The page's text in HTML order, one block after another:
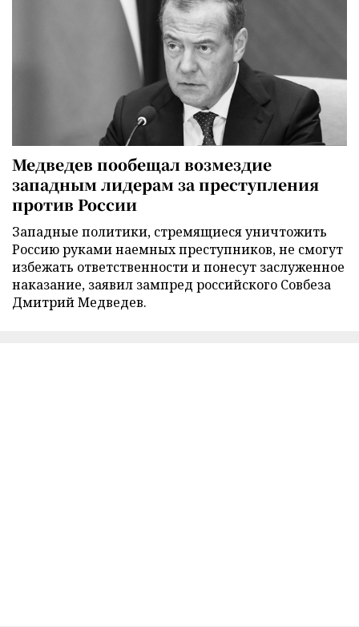
Медведев пообещал возмездие
западным лидерам за преступления
против России
Западные политики, стремящиеся уничтожить
Россию руками наемных преступников, не смогут
избежать ответственности и понесут заслуженное
наказание, заявил зампред российского Совбеза
Дмитрий Медведев.